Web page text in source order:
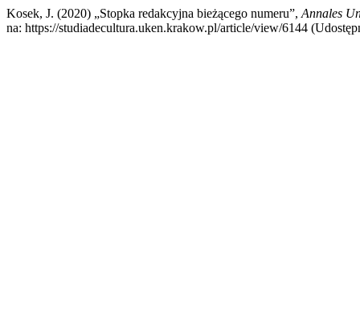
Kosek, J. (2020) „Stopka redakcyjna bieżącego numeru”, Annales
na: https://studiadecultura.uken.krakow.pl/article/view/6144